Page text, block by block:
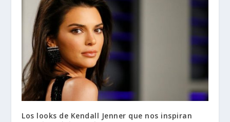
Los looks de Kendall Jenner que nos inspiran